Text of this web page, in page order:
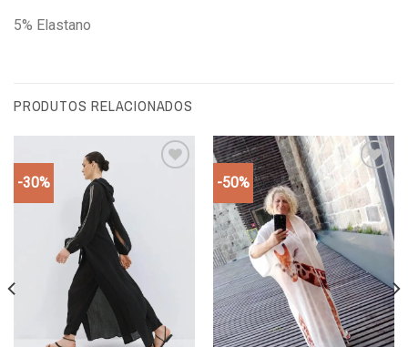
5% Elastano
PRODUTOS RELACIONADOS
-30% -50%
Add to
wishlist